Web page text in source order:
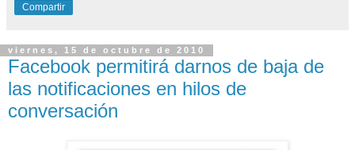
Compartir
viernes, 15 de octubre de 2010
Facebook permitirá darnos de baja de
las notificaciones en hilos de
conversación